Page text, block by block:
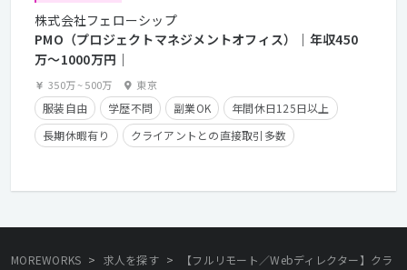
株式会社フェローシップ
PMO（プロジェクトマネジメントオフィス）｜年収450
万〜1000万円｜
350万~500万 東京
服装自由 学歴不問 副業OK
年間休日125日以上
長期休暇有り
クライアントとの直接取引多数
MOREWORKS > 求人を探す >
【フルリモート／Webディレクター】クラ